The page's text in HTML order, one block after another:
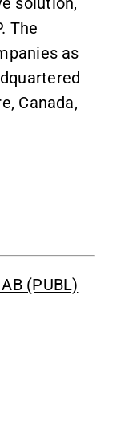
The
as
Canada,
(PUBL)